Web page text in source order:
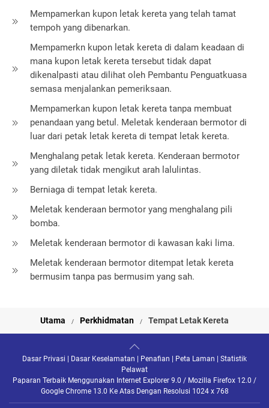
Mempamerkan kupon letak kereta yang telah tamat
tempoh yang dibenarkan.
Mempamerkn kupon letak kereta di dalam keadaan di
mana kupon letak kereta tersebut tidak dapat
dikenalpasti atau dilihat oleh Pembantu Penguatkuasa
semasa menjalankan pemeriksaan.
Mempamerkan kupon letak kereta tanpa membuat
penandaan yang betul. Meletak kenderaan bermotor di
luar dari petak letak kereta di tempat letak kereta.
Menghalang petak letak kereta. Kenderaan bermotor
yang diletak tidak mengikut arah lalulintas.
Berniaga di tempat letak kereta.
Meletak kenderaan bermotor yang menghalang pili
bomba.
Meletak kenderaan bermotor di kawasan kaki lima.
Meletak kenderaan bermotor ditempat letak kereta
bermusim tanpa pas bermusim yang sah.
Utama Perkhidmatan Tempat Letak Kereta
Dasar Privasi Dasar Keselamatan Penafian Peta Laman
Statistik
Pelawat
Paparan Terbaik Menggunakan Internet Explorer 9.0 / Mozilla Firefox 12.0 /
Google Chrome 13.0 Ke Atas Dengan Resolusi 1024 x 768